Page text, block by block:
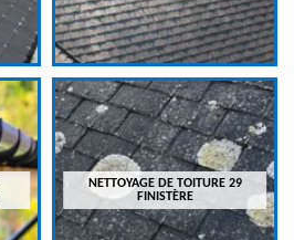
NETTOYAGE DE TOITURE 29
FINISTÈRE